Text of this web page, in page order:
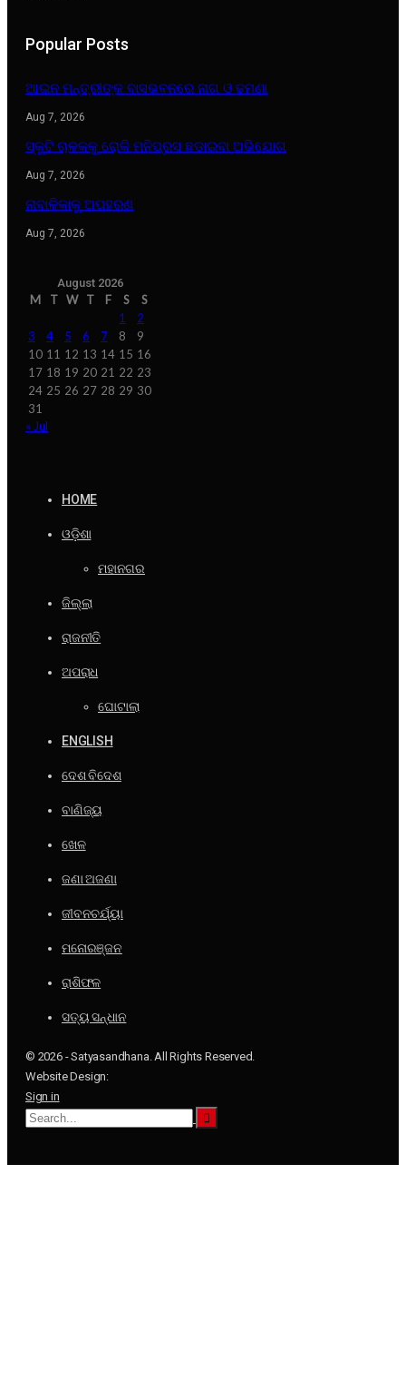
Popular Posts
ଆଇନ ମନ୍ତ୍ରୀଙ୍କ ବାସଭବନରେ ନାଗ ଓ ଢମଣା
Aug 7, 2026
ସ୍କୁଟି ଚାଳକକୁ ରୋକି ମନିପ୍ରସ ଛଡାଇବା ଅଭିଯୋଗ
Aug 7, 2026
ନାବାଳିକାକୁ ଅପହରଣ
Aug 7, 2026
August 2026
M T W T F S
S
1
2
3
4 5 6 7 8
9
10 11 12 13 14 15 16
17 18 19 20 21 22 23
24 25 26 27 28 29 30
31
« Jul
HOME
ଓଡ଼ିଶା
ମହାନଗର
ଜିଲ୍ଲା
ରାଜନୀତି
ଅପରାଧ
ଘୋଟାଲା
ENGLISH
ଦେଶ ବିଦେଶ
ବାଣିଜ୍ୟ
ଖେଳ
ଜଣା ଅଜଣା
ଜୀବନଚର୍ଯ୍ୟା
ମନୋରଞ୍ଜନ
ରାଶିଫଳ
ସତ୍ୟ ସନ୍ଧାନ
© 2026 - Satyasandhana. All Rights Reserved.
Website Design:
Sign in